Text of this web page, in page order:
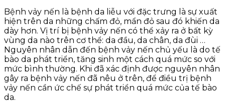
Bệnh vảy nến là bệnh da liễu với đặc trưng là sự xuất
hiện trên da những chấm đỏ, mẩn đỏ sau đó khiến da
dày hơn. Vị trí bị bệnh vảy nến có thể xảy ra ở bất kỳ
vùng da nào trên cơ thể: da đầu, da chân, da đùi …
Nguyên nhân dẫn đến bệnh vảy nến chủ yếu là do tế
bào da phát triển, tăng sinh một cách quá mức so với
mức bình thường. Khi đã xác định được nguyên nhân
gây ra bệnh vảy nến đã nêu ở trên, để điều trị bệnh
vảy nến cần ức chế sự phát triển quá mức của tế bào
da.